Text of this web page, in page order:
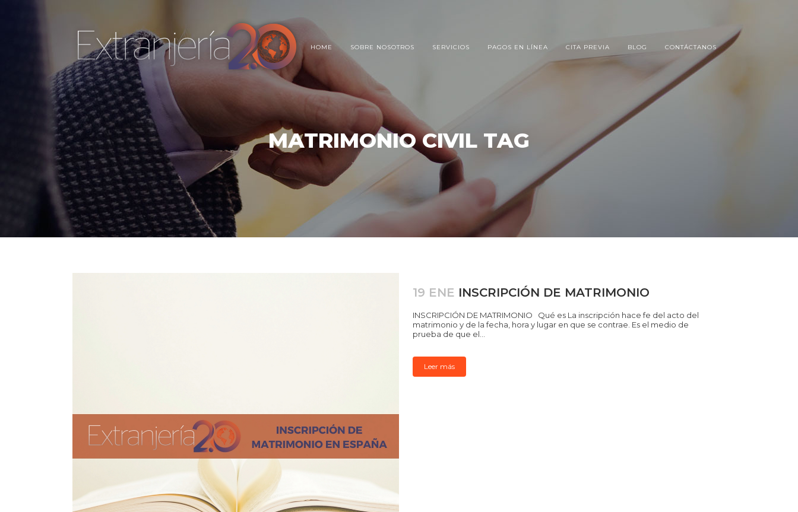
HOME SOBRE NOSOTROS SERVICIOS PAGOS EN LÍNEA CITA PREVIA BLOG CONTÁCTANOS
MATRIMONIO CIVIL TAG
19 ENE INSCRIPCIÓN DE MATRIMONIO
INSCRIPCIÓN DE MATRIMONIO Qué es La inscripción hace fe del acto del
matrimonio y de la fecha, hora y lugar en que se contrae. Es el medio de
prueba de que el...
Leer más